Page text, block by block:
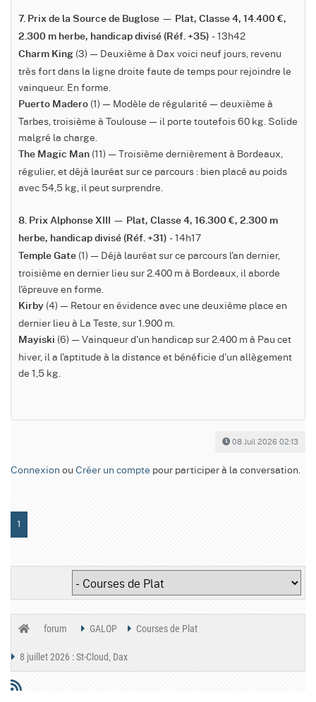
7. Prix de la Source de Buglose — Plat, Classe 4, 14.400 €,
2.300 m herbe, handicap divisé (Réf. +35) - 13h42
Charm King (3) — Deuxième à Dax voici neuf jours, revenu
très fort dans la ligne droite faute de temps pour rejoindre le
vainqueur. En forme.
Puerto Madero (1) — Modèle de régularité — deuxième à
Tarbes, troisième à Toulouse — il porte toutefois 60 kg. Solide
malgré la charge.
The Magic Man (11) — Troisième dernièrement à Bordeaux,
régulier, et déjà lauréat sur ce parcours : bien placé au poids
avec 54,5 kg, il peut surprendre.
8. Prix Alphonse XIII — Plat, Classe 4, 16.300 €, 2.300 m
herbe, handicap divisé (Réf. +31) - 14h17
Temple Gate (1) — Déjà lauréat sur ce parcours l'an dernier,
troisième en dernier lieu sur 2.400 m à Bordeaux, il aborde
l'épreuve en forme.
Kirby (4) — Retour en évidence avec une deuxième place en
dernier lieu à La Teste, sur 1.900 m.
Mayiski (6) — Vainqueur d'un handicap sur 2.400 m à Pau cet
hiver, il a l'aptitude à la distance et bénéficie d'un allègement
de 1,5 kg.
08 Juil 2026 02:13
Connexion ou Créer un compte pour participer à la conversation.
1
forum GALOP Courses de Plat
8 juillet 2026 : St-Cloud, Dax